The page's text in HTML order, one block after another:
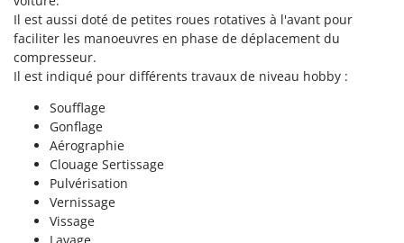
Moulins à céréales électriques
Moulins à farine
N
Nettoyeurs et Balais à vapeur
Nettoyeurs haute pression
Nettoyeurs tapis, moquettes et tapisseries
Peignes vibreurs et Secoueurs à olives
Pelles rétros pour tracteur
FIAC
FIEM
Fimar
Fiorentini
Fiskars
Flymo
Fontana Forni
Forest Master
Il est aussi doté de petites roues rotatives à l'avant pour
faciliter les manoeuvres en phase de déplacement du
compresseur.
Il est indiqué pour différents travaux de niveau hobby :
Soufflage
Gonflage
Aérographie
Clouage Sertissage
Pulvérisation
Vernissage
Vissage